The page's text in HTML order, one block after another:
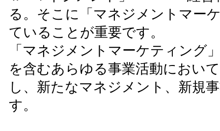
る。そこに「マネジメントマー
ていることが重要です。
「マネジメントマーケティング
を含むあらゆる事業活動におい
し、新たなマネジメント、新規
す。